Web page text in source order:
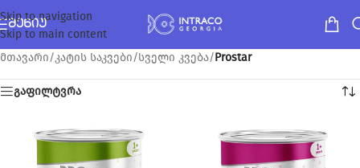
Skip to navigation
Skip to main content
ᲛᲔᲜᲘᲣ
მთავარი/კატის საკვები/სველი კვება/Prostar
გაფილტვრა